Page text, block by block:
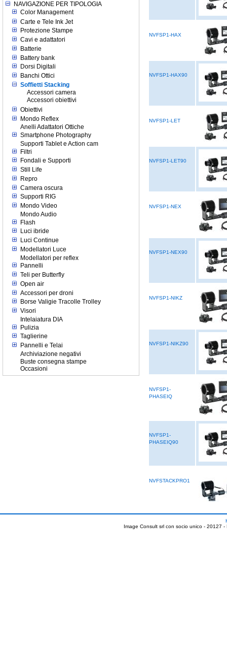
NAVIGAZIONE PER TIPOLOGIA
Color Management
Carte e Tele Ink Jet
Protezione Stampe
Cavi e adattatori
Batterie
Battery bank
Dorsi Digitali
Banchi Ottici
Soffietti Stacking
Accessori camera
Accessori obiettivi
Obiettivi
Mondo Reflex
Anelli Adattatori Ottiche
Smartphone Photography
Supporti Tablet e Action cam
Filtri
Fondali e Supporti
Still Life
Repro
Camera oscura
Supporti RIG
Mondo Video
Mondo Audio
Flash
Luci ibride
Luci Continue
Modellatori Luce
Modellatori per reflex
Pannelli
Teli per Butterfly
Open air
Accessori per droni
Borse Valigie Tracolle Trolley
Visori
Intelaiatura DIA
Pulizia
Taglierine
Pannelli e Telai
Archiviazione negativi
Buste consegna stampe
Occasioni
NVFSP1-HAX
NVFSP1-HAX90
NVFSP1-LET
NVFSP1-LET90
NVFSP1-NEX
NVFSP1-NEX90
NVFSP1-NIKZ
NVFSP1-NIKZ90
NVFSP1-
PHASEIQ
NVFSP1-
PHASEIQ90
NVFSTACKPRO1
Image Consult srl con socio unico - 20127